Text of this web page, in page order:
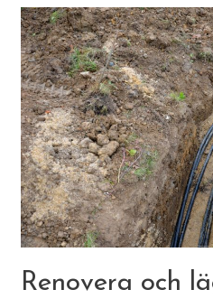
Renovera och